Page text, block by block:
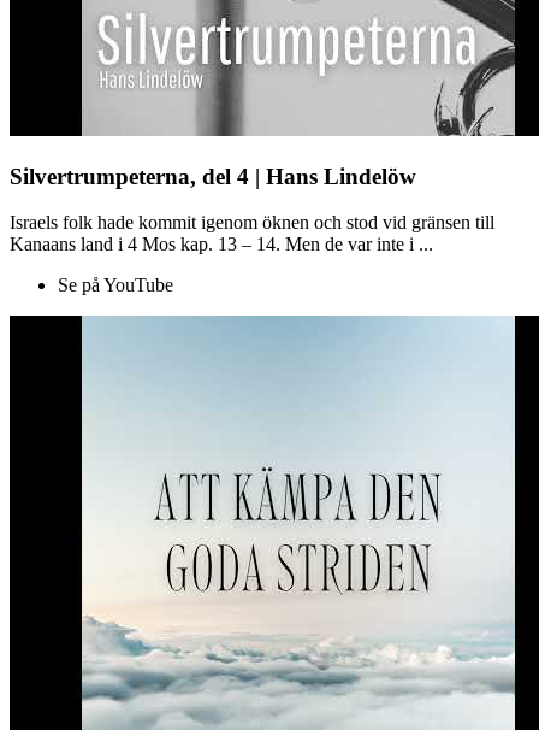
Silvertrumpeterna, del 4 | Hans Lindelöw
Israels folk hade kommit igenom öknen och stod vid gränsen till
Kanaans land i 4 Mos kap. 13 – 14. Men de var inte i ...
Se på YouTube